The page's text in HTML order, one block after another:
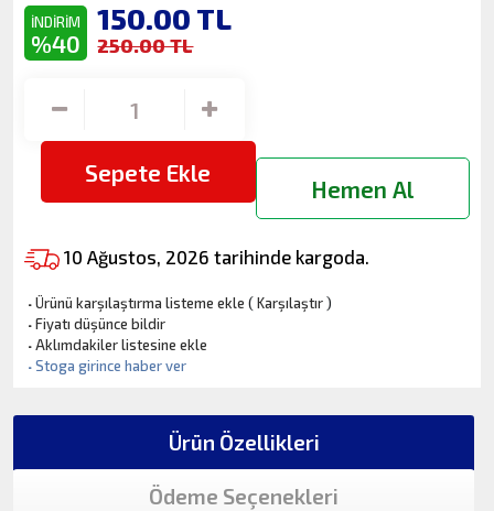
İNDİRİM
%40
150.00 TL
250.00 TL
Sepete Ekle
Hemen Al
10 Ağustos, 2026 tarihinde kargoda.
·Ürünü karşılaştırma listeme ekle (Karşılaştır)
·Fiyatı düşünce bildir
·Aklımdakiler listesine ekle
·Stoga girince haber ver
Ürün Özellikleri
Ödeme Seçenekleri